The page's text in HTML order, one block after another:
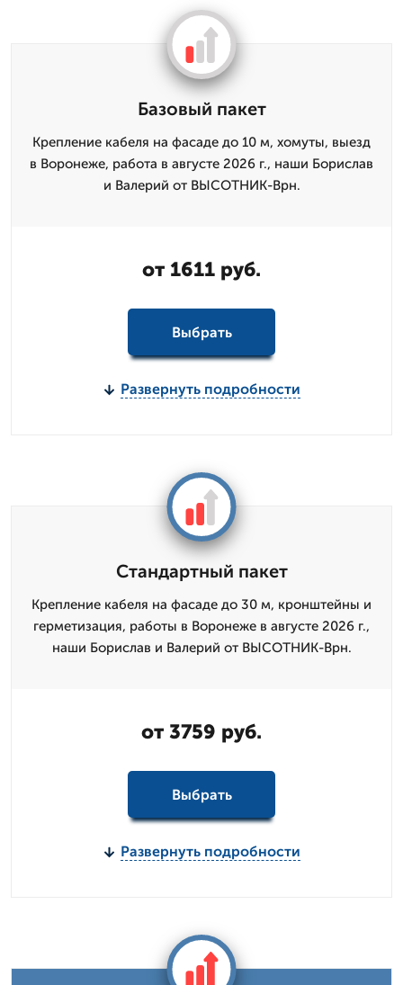
Базовый пакет
Крепление кабеля на фасаде до 10 м, хомуты, выезд
в Воронеже, работа в августе 2026 г., наши Борислав
и Валерий от ВЫСОТНИК-Врн.
от 1611 руб.
Выбрать
Развернуть подробности
Стандартный пакет
Крепление кабеля на фасаде до 30 м, кронштейны и
герметизация, работы в Воронеже в августе 2026 г.,
наши Борислав и Валерий от ВЫСОТНИК-Врн.
от 3759 руб.
Выбрать
Развернуть подробности